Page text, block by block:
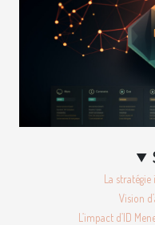
La stratégie
Vision
L’impact d’ID